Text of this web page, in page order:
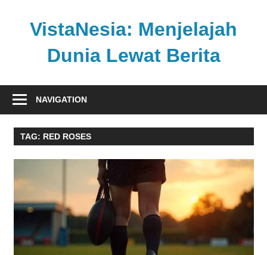
VistaNesia: Menjelajah
Dunia Lewat Berita
nasional
global
dalam
NAVIGATION
TAG: RED ROSES